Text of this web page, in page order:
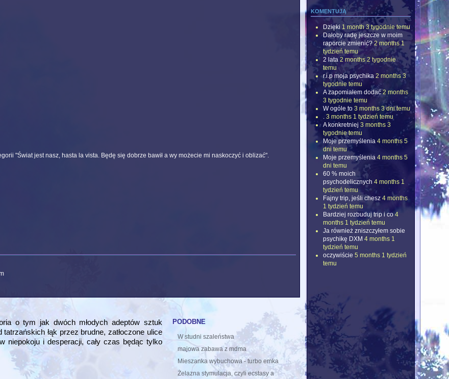
"Świat jest nasz, hasta la vista. Będę się dobrze bawił a wy możecie mi naskoczyć i oblizać".
podobne
W studni szaleństwa
majowa zabawa z mdma
Mieszanka wybuchowa - turbo emka
Żelazna stymulacja, czyli ecstasy a
o tym jak dwóch młodych adeptów sztuk
łąk przez brudne, zatłoczone ulice
i desperacji, cały czas będąc tylko
komentują
Dzięki 1 month 3 tygodnie temu
Dałoby radę jeszcze w moim
raporcie zmienić? 2 months 1
tydzień temu
2 lata 2 months 2 tygodnie
temu
r.i.p moja psychika 2 months 3
tygodnie temu
A zapomiałem dodać 2 months
3 tygodnie temu
W ogóle to 3 months 3 dni temu
3 months 1 tydzień temu
A konkretniej 3 months 3
tygodnie temu
Moje przemyślenia 4 months 5
dni temu
Moje przemyślenia 4 months 5
dni temu
60 % moich
psychodelicznych 4 months 1
tydzień temu
Fajny trip, jeśli chesz 4 months
1 tydzień temu
Bardziej rozbuduj trip i co 4
months 1 tydzień temu
Ja również zniszczyłem sobie
psychikę DXM 4 months 1
tydzień temu
oczywiście 5 months 1 tydzień
temu